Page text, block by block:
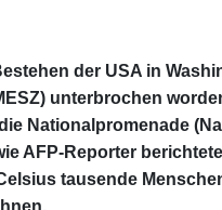
der USA in
unterbrochen
Nationalpromenade
AFP-Reporter
tausende